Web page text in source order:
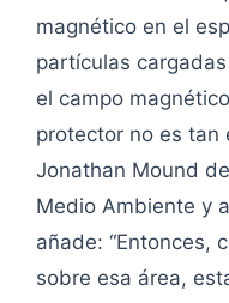
magnético en el
partículas
el campo
protector no es tan
Jonathan Mound
Medio Ambiente y
añade: “Entonces,
sobre esa área,